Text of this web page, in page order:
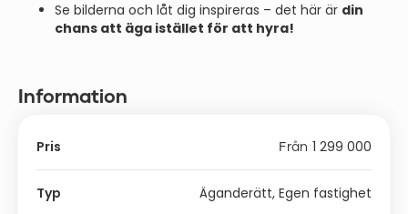
Se bilderna och låt dig inspireras – det här är din
chans att äga istället för att hyra!
Information
Pris 1 299 000
Från
Typ Äganderätt, Egen fastighet